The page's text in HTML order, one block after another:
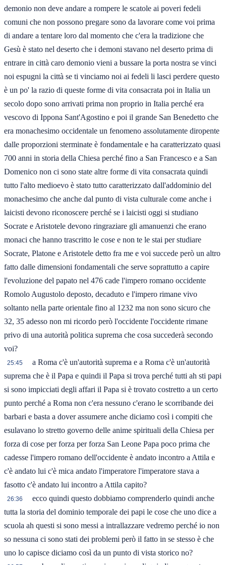
demonio non deve andare a rompere le scatole ai poveri fedeli
comuni che non possono pregare sono da lavorare come voi prima
di andare a tentare loro dal momento che c'era la tradizione che
Gesù è stato nel deserto che i demoni stavano nel deserto prima di
entrare in città caro demonio vieni a bussare la porta nostra se vinci
noi espugni la città se ti vinciamo noi ai fedeli li lasci perdere questo
è un po' la razio di queste forme di vita consacrata poi in Italia un
secolo dopo sono arrivati prima non proprio in Italia perché era
vescovo di Ippona Sant'Agostino e poi il grande San Benedetto che
era monachesimo occidentale un fenomeno assolutamente diropente
dalle proporzioni sterminate è fondamentale e ha caratterizzato quasi
700 anni in storia della Chiesa perché fino a San Francesco e a San
Domenico non ci sono state altre forme di vita consacrata quindi
tutto l'alto medioevo è stato tutto caratterizzato dall'addominio del
monachesimo che anche dal punto di vista culturale come anche i
laicisti devono riconoscere perché se i laicisti oggi si studiano
Socrate e Aristotele devono ringraziare gli amanuenzi che erano
monaci che hanno trascritto le cose e non te le stai per studiare
Socrate, Platone e Aristotele detto fra me e voi succede però un altro
fatto dalle dimensioni fondamentali che serve soprattutto a capire
l'evoluzione del papato nel 476 cade l'impero romano occidente
Romolo Augustolo deposto, decaduto e l'impero rimane vivo
soltanto nella parte orientale fino al 1232 ma non sono sicuro che
32, 35 adesso non mi ricordo però l'occidente l'occidente rimane
privo di una autorità politica suprema che cosa succederà secondo
voi?
25:45
a Roma c'è un'autorità suprema e a Roma c'è un'autorità
suprema che è il Papa e quindi il Papa si trova perché tutti ah sti papi
si sono impicciati degli affari il Papa si è trovato costretto a un certo
punto perché a Roma non c'era nessuno c'erano le scorribande dei
barbari e basta a dover assumere anche diciamo così i compiti che
esulavano lo stretto governo delle anime spirituali della Chiesa per
forza di cose per forza per forza San Leone Papa poco prima che
cadesse l'impero romano dell'occidente è andato incontro a Attila e
c'è andato lui c'è mica andato l'imperatore l'imperatore stava a
fasotto c'è andato lui incontro a Attila capito?
26:36
ecco quindi questo dobbiamo comprenderlo quindi anche
tutta la storia del dominio temporale dei papi le cose che uno dice a
scuola ah questi si sono messi a intrallazzare vedremo perché io non
so nessuna ci sono stati dei problemi però il fatto in se stesso è che
uno lo capisce diciamo così da un punto di vista storico no?